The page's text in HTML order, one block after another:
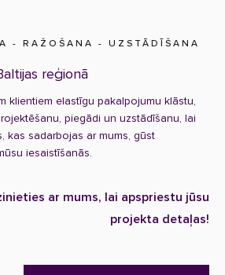
- RAŽOŠANA - UZSTĀDĪŠANA
reģionā
klientiem elastīgu pakalpojumu klāstu,
piegādi un uzstādīšanu, lai
kas sadarbojas ar mums, gūst
iesaistīšanās.
ar mums, lai apspriestu jūsu
projekta detaļas!